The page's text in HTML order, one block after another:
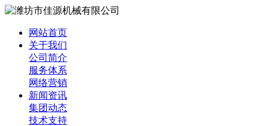
网站首页
关于我们
公司简介
服务体系
网络营销
新闻资讯
集团动态
技术支持